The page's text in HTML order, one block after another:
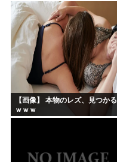
【画像】 本物のレズ、見つかる
ｗｗｗ